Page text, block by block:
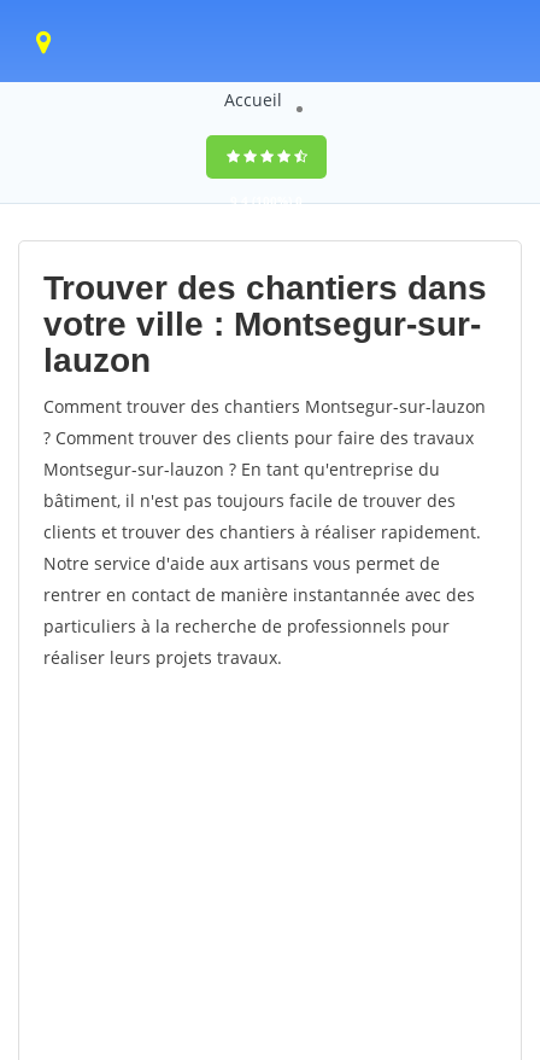
Accueil
9,4(100%)0
votes
Trouver des chantiers dans
votre ville : Montsegur-sur-
lauzon
Comment trouver des chantiers Montsegur-sur-lauzon
? Comment trouver des clients pour faire des travaux
Montsegur-sur-lauzon ? En tant qu'entreprise du
bâtiment, il n'est pas toujours facile de trouver des
clients et trouver des chantiers à réaliser rapidement.
Notre service d'aide aux artisans vous permet de
rentrer en contact de manière instantannée avec des
particuliers à la recherche de professionnels pour
réaliser leurs projets travaux.